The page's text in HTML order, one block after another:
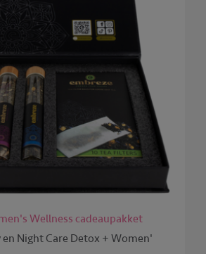
Wellness cadeaupakket
en Night Care Detox + Women'